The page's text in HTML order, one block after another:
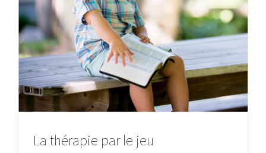
La thérapie par le jeu